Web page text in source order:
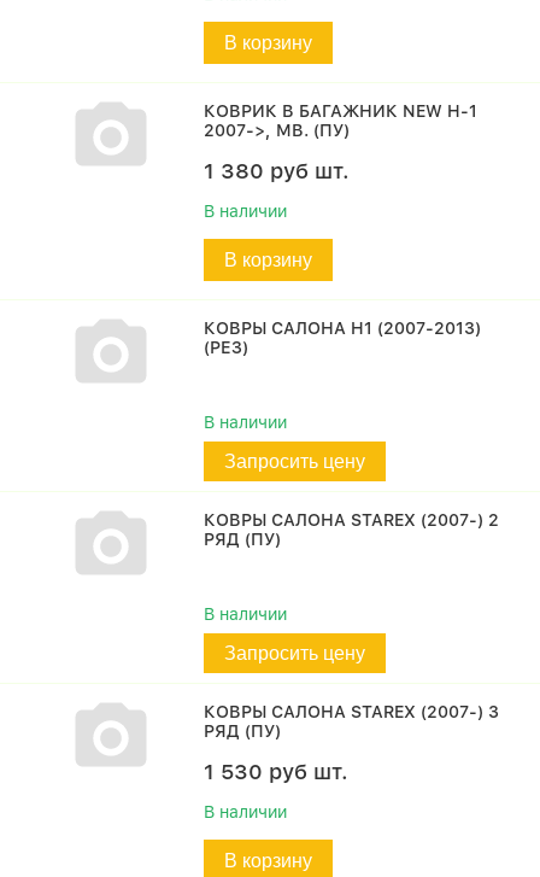
В корзину
КОВРИК В БАГАЖНИК NEW H-1
2007->, МВ. (ПУ)
1 380 руб шт.
В наличии
В корзину
КОВРЫ САЛОНА H1 (2007-2013)
(РЕЗ)
В наличии
Запросить цену
КОВРЫ САЛОНА STAREX (2007-) 2
РЯД (ПУ)
В наличии
Запросить цену
КОВРЫ САЛОНА STAREX (2007-) 3
РЯД (ПУ)
1 530 руб шт.
В наличии
В корзину